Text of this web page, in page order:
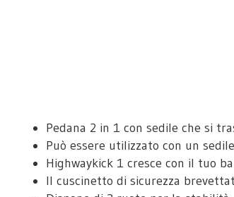
Pedana 2 in 1 con sedile che si
Può essere utilizzato con un
Highwaykick 1 cresce con il tuo
Il cuscinetto di sicurezza